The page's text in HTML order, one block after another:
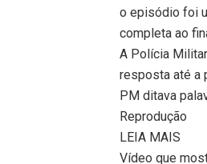
o episódio foi
completa ao
A Polícia
resposta até a
PM ditava
Reprodução
LEIA MAIS
Vídeo que